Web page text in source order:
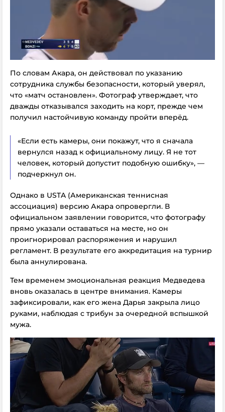
По словам Акара, он действовал по указанию
сотрудника службы безопасности, который уверял,
что «матч остановлен». Фотограф утверждает, что
дважды отказывался заходить на корт, прежде чем
получил настойчивую команду пройти вперёд.
«Если есть камеры, они покажут, что я сначала
вернулся назад к официальному лицу. Я не тот
человек, который допустит подобную ошибку», —
подчеркнул он.
Однако в USTA (Американская теннисная
ассоциация) версию Акара опровергли. В
официальном заявлении говорится, что фотографу
прямо указали оставаться на месте, но он
проигнорировал распоряжения и нарушил
регламент. В результате его аккредитация на турнир
была аннулирована.
Тем временем эмоциональная реакция Медведева
вновь оказалась в центре внимания. Камеры
зафиксировали, как его жена Дарья закрыла лицо
руками, наблюдая с трибун за очередной вспышкой
мужа.